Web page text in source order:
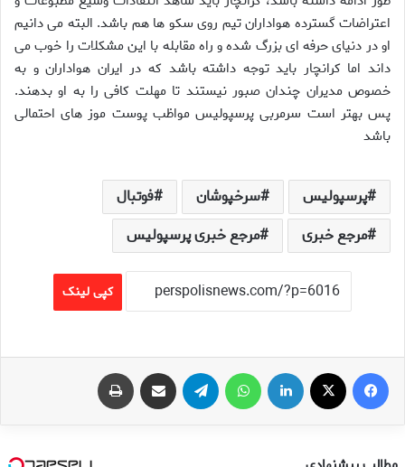
اعتراضات گسترده هواداران تيم روى سكو ها هم باشد. البته مى دانيم
او در دنياى حرفه اى بزرگ شده و راه مقابله با اين مشكلات را خوب مى
داند اما كرانچار بايد توجه داشته باشد كه در ايران هواداران و به
خصوص مديران چندان صبور نيستند تا مهلت كافى را به او بدهند.
پس بهتر است سرمربى پرسپوليس مواظب پوست موز هاى احتمالى
باشد
پرسپولیس سرخپوشان
فوتبال
مرجع خبری
مرجع خبری پرسپولیس
کپی لینک
فیس بوک لینکدین تلگرام اشتراک گذاری از طریق ایمیل